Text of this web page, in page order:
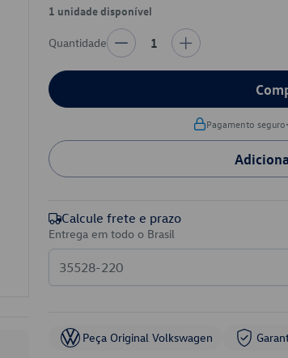
1 unidade disponível
Quantidade 1
Pagamento seguro•
Calcule frete e prazo
Entrega em todo o Brasil
Peça Original Volkswagen